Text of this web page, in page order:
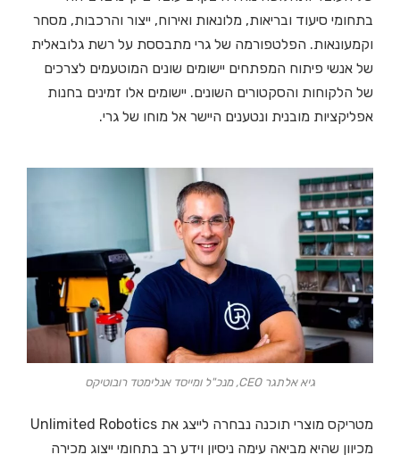
בתחומי סיעוד ובריאות, מלונאות ואירוח, ייצור והרכבות, מסחר
וקמעונאות. הפלטפורמה של גרי מתבססת על רשת גלובאלית
של אנשי פיתוח המפתחים יישומים שונים המוטעמים לצרכים
של הלקוחות והסקטורים השונים. יישומים אלו זמינים בחנות
אפליקציות מובנית ונטענים היישר אל מוחו של גרי.
גיא אלתגר CEO, מנכ"ל ומייסד אנלימטד רובוטיקס
מטריקס מוצרי תוכנה נבחרה לייצג את Unlimited Robotics
מכיוון שהיא מביאה עימה ניסיון וידע רב בתחומי ייצוג מכירה